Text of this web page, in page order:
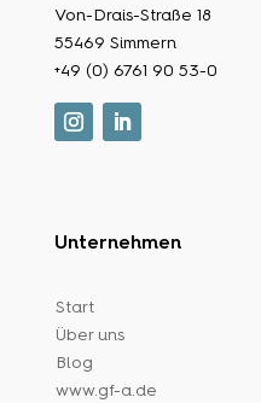
Von-Drais-Straße 18
55469 Simmern
+49 (0) 6761 90 53-0
Unternehmen
Start
Über uns
Blog
www.gf-a.de